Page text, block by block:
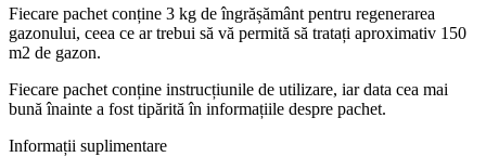
Fiecare pachet conține 3 kg de îngrășământ pentru regenerarea
gazonului, ceea ce ar trebui să vă permită să tratați aproximativ 150
m2 de gazon.
Fiecare pachet conține instrucțiunile de utilizare, iar data cea mai
bună înainte a fost tipărită în informațiile despre pachet.
Informații suplimentare